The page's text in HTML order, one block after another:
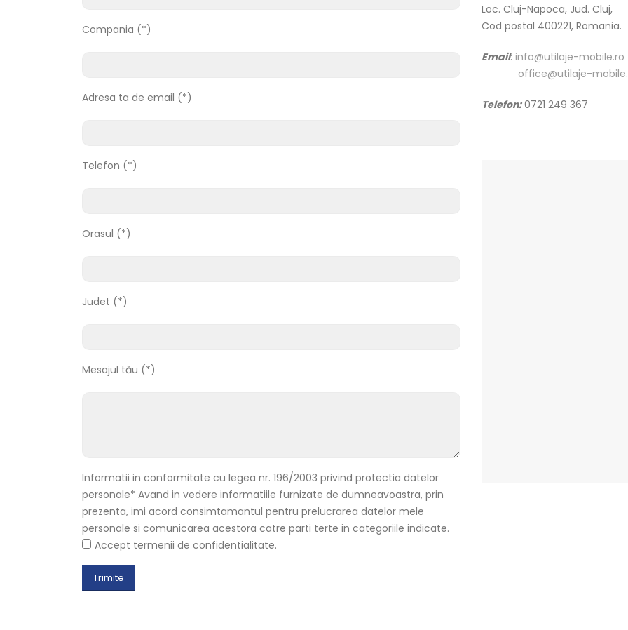
Compania (*)
Adresa ta de email (*)
Telefon (*)
Orasul (*)
Judet (*)
Mesajul tău (*)
Informatii in conformitate cu legea nr. 196/2003 privind protectia datelor
personale* Avand in vedere informatiile furnizate de dumneavoastra, prin
prezenta, imi acord consimtamantul pentru prelucrarea datelor mele
personale si comunicarea acestora catre parti terte in categoriile indicate.
Accept termenii de confidentialitate.
Loc. Cluj-Napoca, Jud. Cluj,
Cod postal 400221, Romania.
Email: info@utilaje-mobile.ro
office@utilaje-
Telefon:0721 249 367